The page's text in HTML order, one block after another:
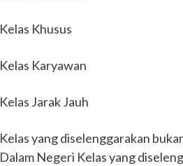
Kelas Khusus
Kelas Karyawan
Kelas Jarak Jauh
Kelas yang diselenggarakan
Dalam Negeri Kelas yang